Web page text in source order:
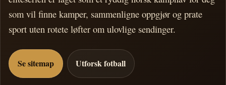
som vil finne kamper, sammenligne oppgjør og prate
sport uten rotete løfter om ulovlige sendinger.
Se sitemap Utforsk fotball